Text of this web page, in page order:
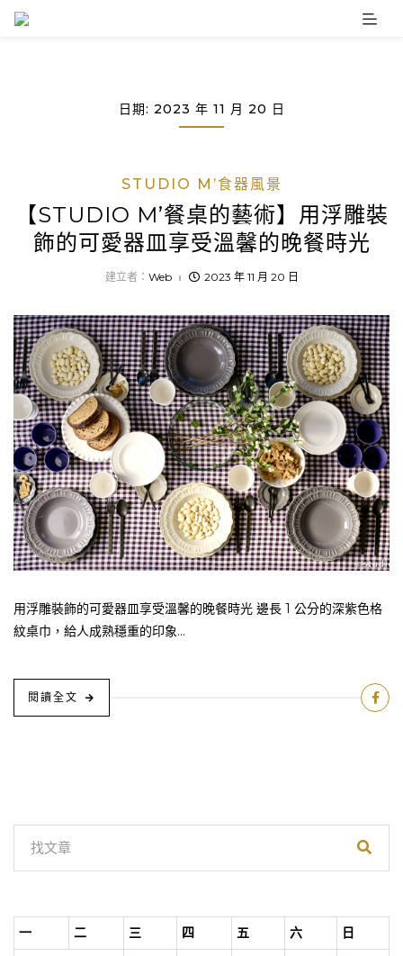
Skip
日期: 2023 年 11 月 20 日
STUDIO M’食器風景
【STUDIO M’餐桌的藝術】用浮雕裝
飾的可愛器皿享受溫馨的晚餐時光
建立者： Web 2023 年 11 月 20 日
用浮雕裝飾的可愛器皿享受溫馨的晚餐時光 邊長 1 公分的深紫色格
紋桌巾，給人成熟穩重的印象...
閱讀全文
一 二 三 四 五 六
日